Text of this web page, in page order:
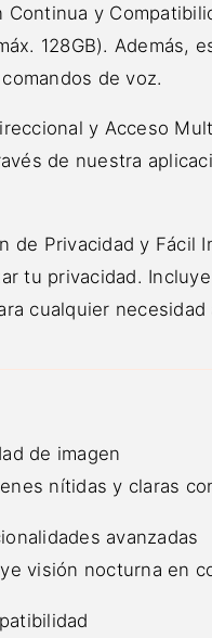
Continua y
128GB). Además,
de voz.
y Acceso
de nuestra
de Privacidad y Fácil
tu privacidad.
cualquier
de imagen
nítidas y claras
avanzadas
visión nocturna en